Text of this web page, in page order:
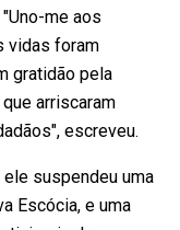
me aos
vidas foram
gratidão pela
arriscaram
escreveu.
suspendeu uma
Escócia, e uma